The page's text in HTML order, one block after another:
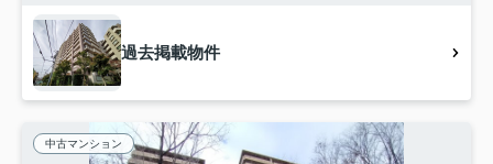
過去掲載物件
中古マンション